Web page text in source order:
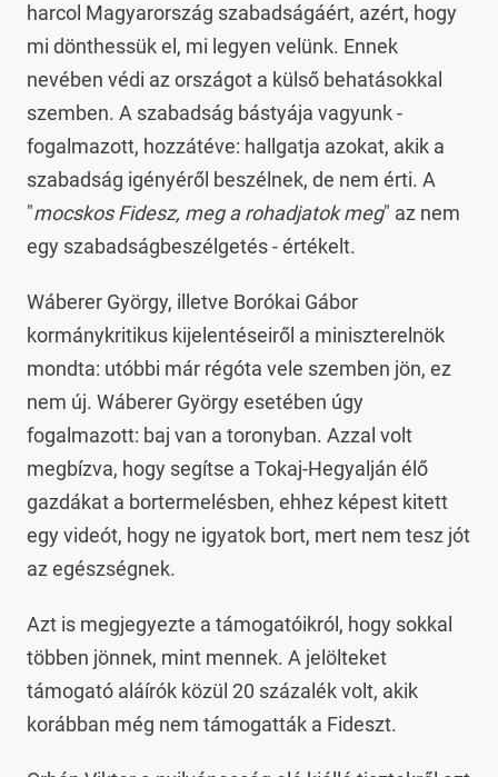
harcol Magyarország szabadságáért, azért, hogy
mi dönthessük el, mi legyen velünk. Ennek
nevében védi az országot a külső behatásokkal
szemben. A szabadság bástyája vagyunk -
fogalmazott, hozzátéve: hallgatja azokat, akik a
szabadság igényéről beszélnek, de nem érti. A
"mocskos Fidesz, meg a rohadjatok meg" az nem
egy szabadságbeszélgetés - értékelt.
Wáberer György, illetve Borókai Gábor
kormánykritikus kijelentéseiről a miniszterelnök
mondta: utóbbi már régóta vele szemben jön, ez
nem új. Wáberer György esetében úgy
fogalmazott: baj van a toronyban. Azzal volt
megbízva, hogy segítse a Tokaj-Hegyalján élő
gazdákat a bortermelésben, ehhez képest kitett
egy videót, hogy ne igyatok bort, mert nem tesz jót
az egészségnek.
Azt is megjegyezte a támogatóikról, hogy sokkal
többen jönnek, mint mennek. A jelölteket
támogató aláírók közül 20 százalék volt, akik
korábban még nem támogatták a Fideszt.